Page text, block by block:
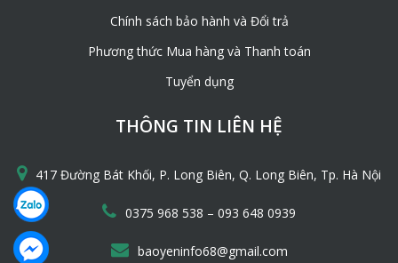
Chính sách bảo hành và Đổi trả
Phương thức Mua hàng và Thanh toán
Tuyển dụng
THÔNG TIN LIÊN HỆ
417 Đường Bát Khối, P. Long Biên, Q. Long Biên, Tp. Hà Nội
0375 968 538 – 093 648 0939
baoyeninfo68@gmail.com